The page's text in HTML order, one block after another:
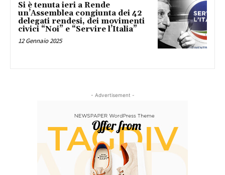
Si è tenuta ieri a Rende
un’Assemblea congiunta dei 42
delegati rendesi, dei movimenti
civici “Noi” e “Servire l’Italia”
12 Gennaio 2025
- Advertisement -